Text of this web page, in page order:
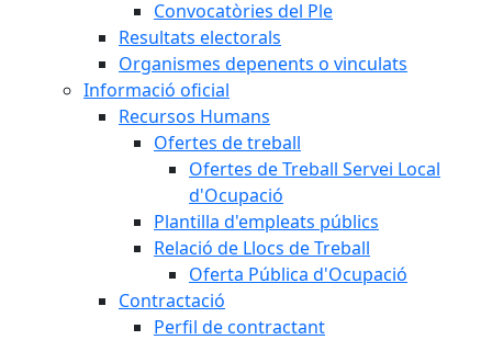
Convocatòries del Ple
Resultats electorals
Organismes depenents o vinculats
Informació oficial
Recursos Humans
Ofertes de treball
Ofertes de Treball Servei Local
d'Ocupació
Plantilla d'empleats públics
Relació de Llocs de Treball
Oferta Pública d'Ocupació
Contractació
Perfil de contractant